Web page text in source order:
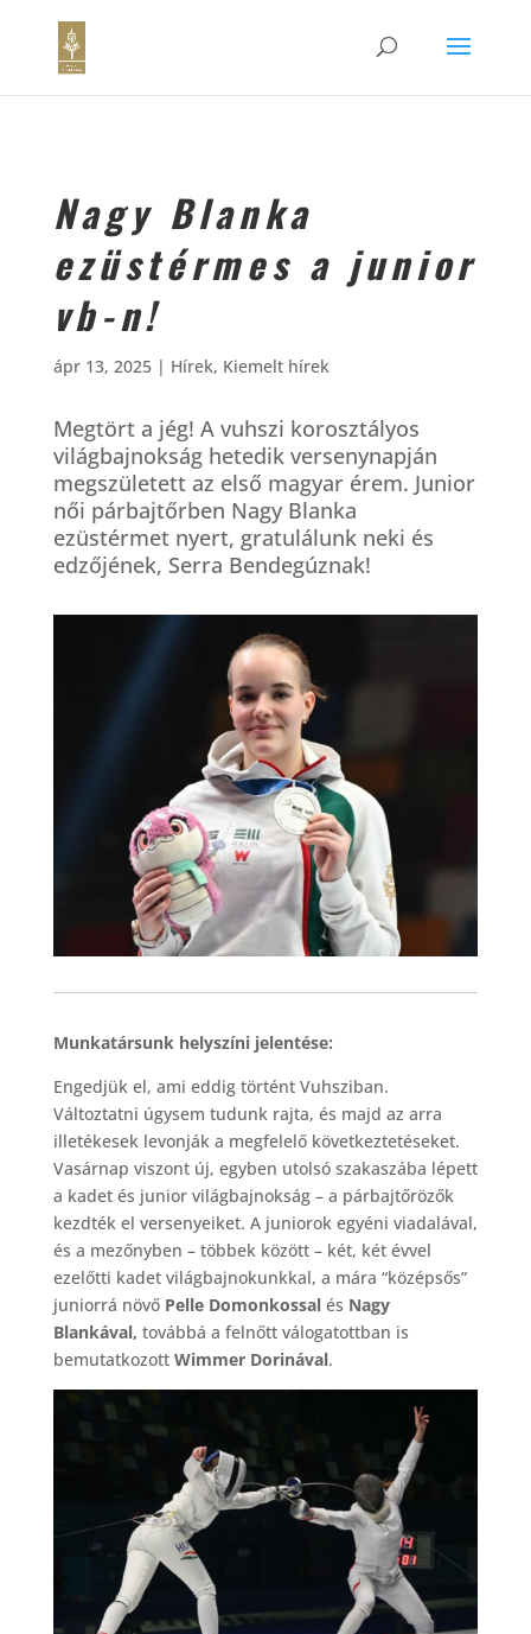
Nagy Blanka
ezüstérmes a junior
vb-n!
ápr 13, 2025| Hírek, Kiemelt hírek
Megtört a jég! A vuhszi korosztályos
világbajnokság hetedik versenynapján
megszületett az első magyar érem. Junior
női párbajtőrben Nagy Blanka
ezüstérmet nyert, gratulálunk neki és
edzőjének, Serra Bendegúznak!
Munkatársunk helyszíni jelentése:
Engedjük el, ami eddig történt Vuhsziban.
Változtatni úgysem tudunk rajta, és majd az arra
illetékesek levonják a megfelelő következtetéseket.
Vasárnap viszont új, egyben utolsó szakaszába lépett
a kadet és junior világbajnokság – a párbajtőrözők
kezdték el versenyeiket. A juniorok egyéni viadalával,
és a mezőnyben – többek között – két, két évvel
ezelőtti kadet világbajnokunkkal, a mára “középsős”
juniorrá növő Pelle Domonkossalés Nagy
Blankával, továbbá a felnőtt válogatottban is
bemutatkozott Wimmer Dorinával.